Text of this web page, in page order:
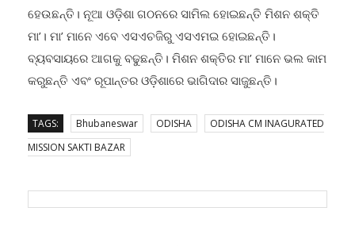
ହେଉଛନ୍ତି। ନୂଆ ଓଡ଼ିଶା ଗଠନରେ ସାମିଲ ହୋଇଛନ୍ତି ମିଶନ ଶକ୍ତି
ମା’। ମା’ ମାନେ ଏବେ ଏସଏଚଜିରୁ ଏସଏମଇ ହୋଇଛନ୍ତି।
ବ୍ୟବସାୟରେ ଆଗକୁ ବଢୁଛନ୍ତି। ମିଶନ ଶକ୍ତିର ମା’ ମାନେ ଭଲ କାମ
କରୁଛନ୍ତି ଏବଂ ରୂପାନ୍ତର ଓଡ଼ିଶାରେ ଭାଗିଦାର ସାଜୁଛନ୍ତି।
TAGS: Bhubaneswar ODISHA
ODISHA CM INAGURATED
MISSION SAKTI BAZAR